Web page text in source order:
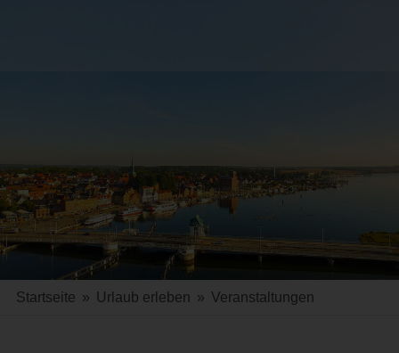
Startseite » Urlaub erleben » Veranstaltungen